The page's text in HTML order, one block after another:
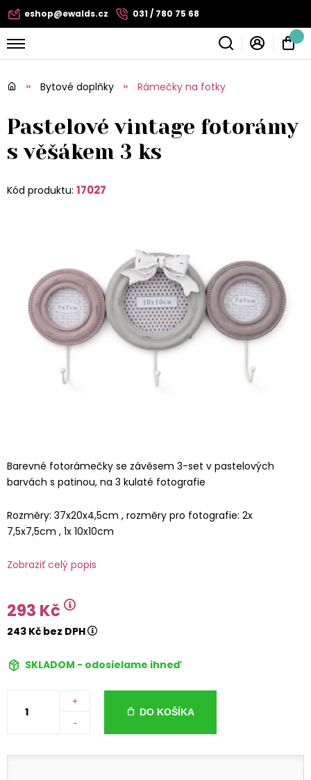
eshop@ewalds.cz 031 / 780 75 68
Bytové doplňky Rámečky na fotky
Pastelové vintage fotorámy
s věšákem 3 ks
Kód produktu: 17027
Barevné fotorámečky se závěsem 3-set v pastelových
barvách s patinou, na 3 kulaté fotografie
Rozměry: 37x20x4,5cm , rozměry pro fotografie: 2x
7,5x7,5cm , 1x 10x10cm
Zobraziť celý popis
293 Kč
243 Kč bez DPH
SKLADOM - odosielame ihneď
+
-
DO KOŠÍKA